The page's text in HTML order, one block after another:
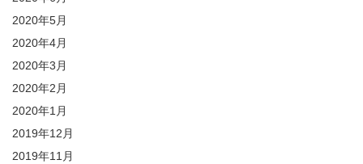
2020年5月
2020年4月
2020年3月
2020年2月
2020年1月
2019年12月
2019年11月